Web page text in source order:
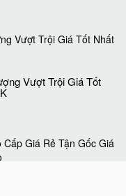
Vượt Trội Giá Tốt
back